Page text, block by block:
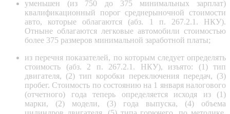
уменьшен (из 750 до 375 минимальных зарплат)
квалификационный порог среднерыночной стоимости
авто, которые облагаются (абз. 1 п. 267.2.1. НКУ).
Отныне облагаются легковые автомобили стоимостью
более 375 размеров минимальной заработной платы;
из перечня показателей, по которым следует определять
стоимость (абз. 2 п. 267.2.1. НКУ), изъято: (1) тип
двигателя, (2) тип коробки переключения передач, (3)
пробег. Стоимость по состоянию на 1 января налогового
(отчетного) года теперь определяется исходя из (1)
марки, (2) модели, (3) года выпуска, (4) объема